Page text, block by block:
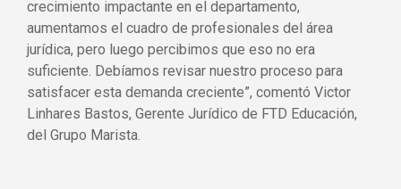
crecimiento impactante en el departamento,
aumentamos el cuadro de profesionales del área
jurídica, pero luego percibimos que eso no era
suficiente. Debíamos revisar nuestro proceso para
satisfacer esta demanda creciente”, comentó Victor
Linhares Bastos, Gerente Jurídico de FTD Educación,
del Grupo Marista.